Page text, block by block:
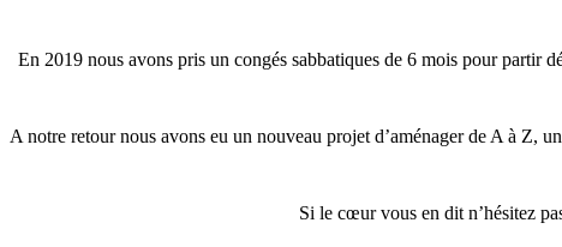
En 2019 nous avons pris un congés sabbatiques de 6 mois pour partir
A notre retour nous avons eu un nouveau projet d’aménager de A à Z,
Si le cœur vous en dit n’hésitez